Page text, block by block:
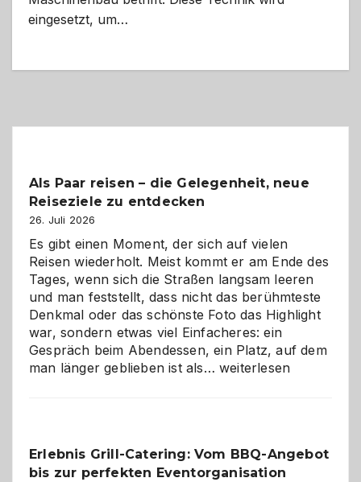
eingesetzt, um…
Als Paar reisen – die Gelegenheit, neue
Reiseziele zu entdecken
26. Juli 2026
Es gibt einen Moment, der sich auf vielen
Reisen wiederholt. Meist kommt er am Ende des
Tages, wenn sich die Straßen langsam leeren
und man feststellt, dass nicht das berühmteste
Denkmal oder das schönste Foto das Highlight
war, sondern etwas viel Einfacheres: ein
Gespräch beim Abendessen, ein Platz, auf dem
man länger geblieben ist als… Als
Gelegenheit,
neue
weiterlesen
Erlebnis Grill-Catering: Vom BBQ-Angebot
bis zur perfekten Eventorganisation